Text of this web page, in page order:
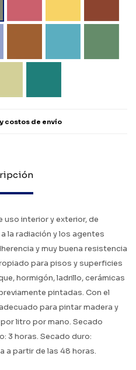
costos de envío
uso interior y exterior, de
la radiación y los agentes
y muy buena resistencia
para pisos y superficies
hormigón, ladrillo, cerámicas
pintadas. Con el
para pintar madera y
litro por mano. Secado
3 horas. Secado duro:
a partir de las 48 horas.